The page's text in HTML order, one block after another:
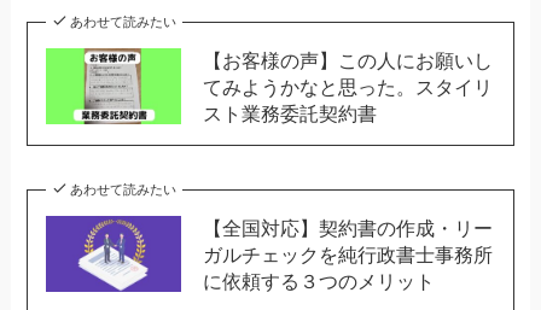
あわせて読みたい
【お客様の声】この人にお願いし
てみようかなと思った。スタイリ
スト業務委託契約書
あわせて読みたい
【全国対応】契約書の作成・リー
ガルチェックを純行政書士事務所
に依頼する３つのメリット